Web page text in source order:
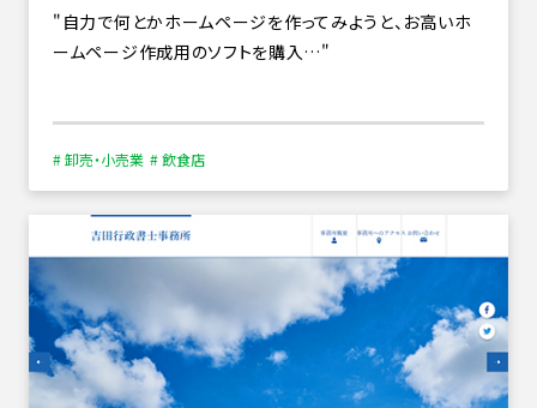
自力で何とかホームページを作ってみようと、お高いホ
ームページ作成用のソフトを購入…
# 卸売・小売業 # 飲食店